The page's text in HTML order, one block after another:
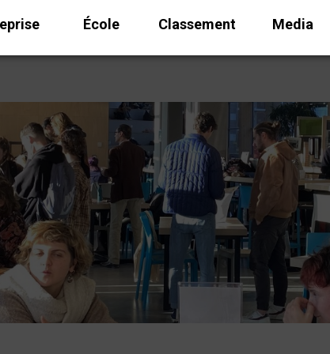
École Classement Media